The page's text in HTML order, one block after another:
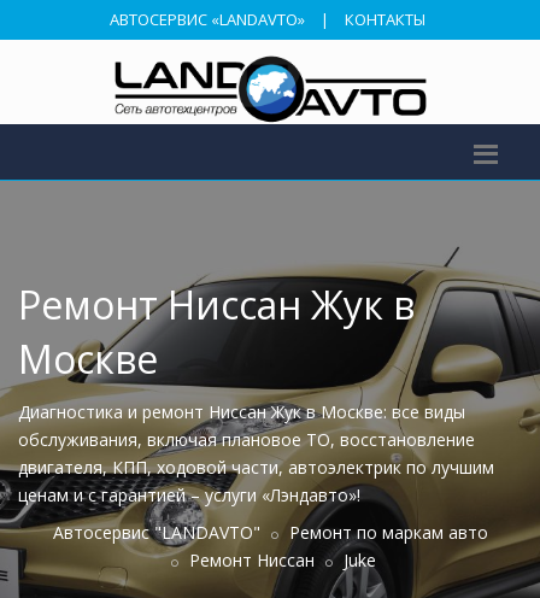
АВТОСЕРВИС «LANDAVTO» | КОНТАКТЫ
Ремонт Ниссан Жук в
Москве
Диагностика и ремонт Ниссан Жук в Москве: все виды
обслуживания, включая плановое ТО, восстановление
двигателя, КПП, ходовой части, автоэлектрик по лучшим
ценам и с гарантией – услуги «Лэндавто»!
Автосервис "LANDAVTO"
Ремонт по маркам авто
Ремонт Ниссан
Juke